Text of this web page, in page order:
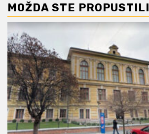
MOŽDA STE PROPUSTILI